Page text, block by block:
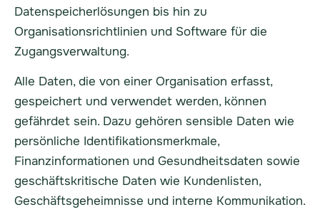
Datenspeicherlösungen bis hin zu
Organisationsrichtlinien und Software für die
Zugangsverwaltung.
Alle Daten, die von einer Organisation erfasst,
gespeichert und verwendet werden, können
gefährdet sein. Dazu gehören sensible Daten wie
persönliche Identifikationsmerkmale,
Finanzinformationen und Gesundheitsdaten sowie
geschäftskritische Daten wie Kundenlisten,
Geschäftsgeheimnisse und interne Kommunikation.